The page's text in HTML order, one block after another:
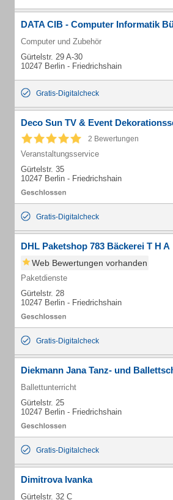
DATA CIB - Computer Informatik
Computer und Zubehör
Gürtelstr. 29 A-30
10247 Berlin - Friedrichshain
Gratis-Digitalcheck
Deco Sun TV & Event
2 Bewertungen
Veranstaltungsservice
Gürtelstr. 35
10247 Berlin - Friedrichshain
Gratis-Digitalcheck
DHL Paketshop 783 Bäckerei T H A
Web Bewertungen vorhanden
Paketdienste
Gürtelstr. 28
10247 Berlin - Friedrichshain
Gratis-Digitalcheck
Diekmann Jana Tanz- und
Ballettunterricht
Gürtelstr. 25
10247 Berlin - Friedrichshain
Gratis-Digitalcheck
Dimitrova Ivanka
Gürtelstr. 32 C